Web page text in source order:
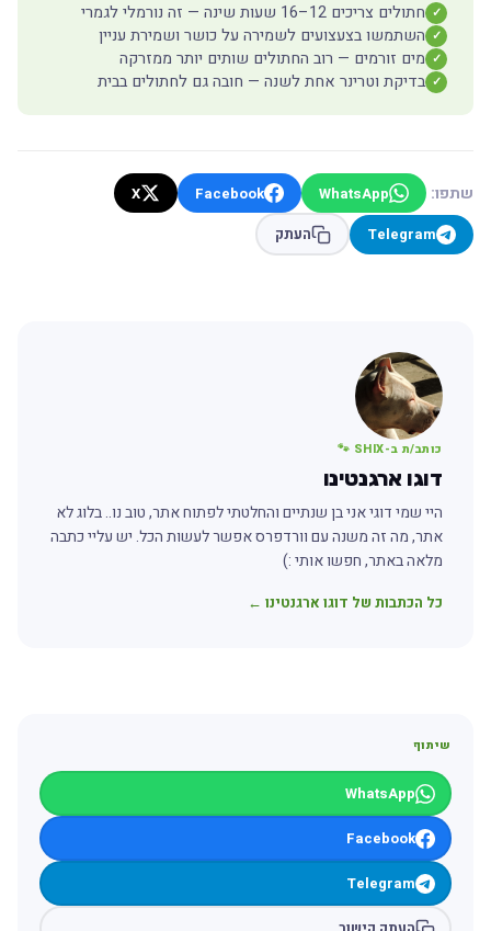
✓ חתולים צריכים 12–16 שעות שינה — זה נורמלי לגמרי
✓ השתמשו בצעצועים לשמירה על כושר ושמירת עניין
✓ מים זורמים — רוב החתולים שותים יותר ממזרקה
✓ בדיקת וטרינר אחת לשנה — חובה גם לחתולים בבית
שתפו: WhatsApp
Facebook
X
Telegram
העתק
כותב/ת ב-SHIX 🐾
דוגו ארגנטינו
היי שמי דוגי אני בן שנתיים והחלטתי לפתוח אתר, טוב נו.. בלוג לא
אתר, מה זה משנה עם וורדפרס אפשר לעשות הכל. יש עליי כתבה
מלאה באתר, חפשו אותי :)
כל הכתבות של דוגו ארגנטינו ←
שיתוף
WhatsApp
Facebook
Telegram